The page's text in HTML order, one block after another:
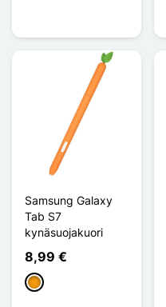
Samsung Galaxy
Tab S7
kynäsuojakuori
8,99 €
Oranssi